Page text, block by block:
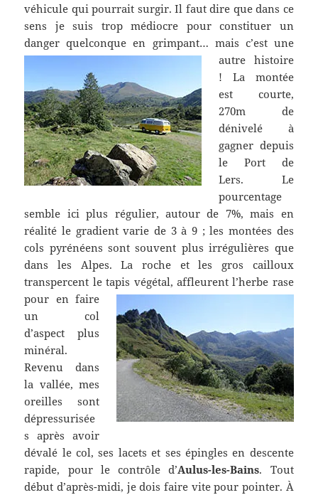
véhicule qui pourrait surgir. Il faut dire que dans ce
sens je suis trop médiocre pour constituer un
danger quelconque en grimpant… mais c’est une
autre histoire
! La montée
est courte,
270m de
dénivelé à
gagner depuis
le Port de
Lers. Le
pourcentage
semble ici plus régulier, autour de 7%, mais en
réalité le gradient varie de 3 à 9 ; les montées des
cols pyrénéens sont souvent plus irrégulières que
dans les Alpes. La roche et les gros cailloux
transpercent le tapis végétal, affleurent l’herbe rase
pour en faire
un col
d’aspect plus
minéral.
Revenu dans
la vallée, mes
oreilles sont
dépressurisée
s après avoir
dévalé le col, ses lacets et ses épingles en descente
rapide, pour le contrôle d’Aulus-les-Bains. Tout
début d’après-midi, je dois faire vite pour pointer. À